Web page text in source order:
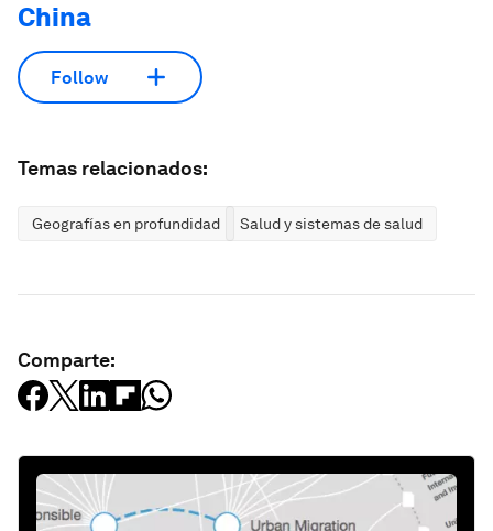
China
Follow
Temas relacionados:
Geografías en profundidad Salud y sistemas de salud
Comparte: